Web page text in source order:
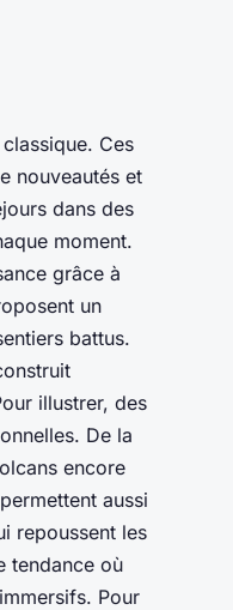
Ces
nouveautés et
dans des
moment.
grâce à
un
battus.
illustrer, des
De la
encore
aussi
repoussent les
tendance où
Pour